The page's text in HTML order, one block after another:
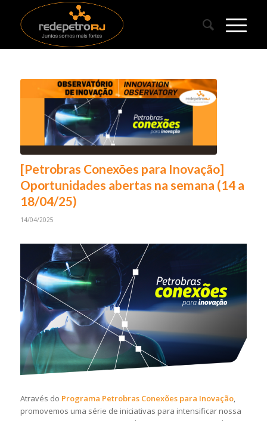
[Petrobras Conexões para Inovação]
Oportunidades abertas na semana (14 a
18/04/25)
14/04/2025
Através do Programa Petrobras Conexões para Inovação,
promovemos uma série de iniciativas para intensificar nossa